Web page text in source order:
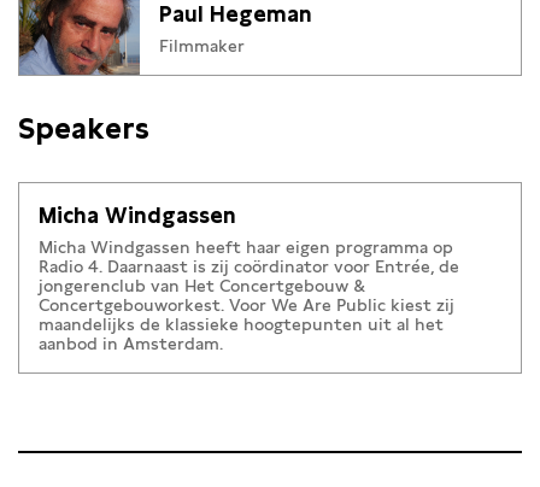
Paul Hegeman
Filmmaker
Speakers
Micha Windgassen
Micha Windgassen heeft haar eigen programma op
Radio 4. Daarnaast is zij coördinator voor Entrée, de
jongerenclub van Het Concertgebouw &
Concertgebouworkest. Voor We Are Public kiest zij
maandelijks de klassieke hoogtepunten uit al het
aanbod in Amsterdam.